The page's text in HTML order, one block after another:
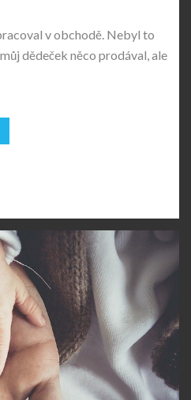
v obchodě. Nebyl to
dědeček něco prodával, ale